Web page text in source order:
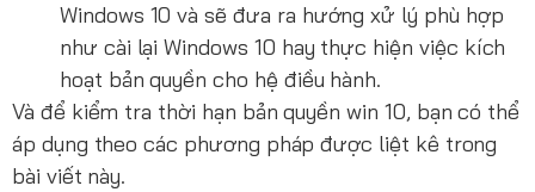
Windows 10 và sẽ đưa ra hướng xử lý phù hợp
như cài lại Windows 10 hay thực hiện việc kích
hoạt bản quyền cho hệ điều hành.
Và để kiểm tra thời hạn bản quyền win 10, bạn có thể
áp dụng theo các phương pháp được liệt kê trong
bài viết này.